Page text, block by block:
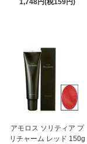
1,748円(税159円)
アモロス ソリティア プ
リチャーム レッド 150g